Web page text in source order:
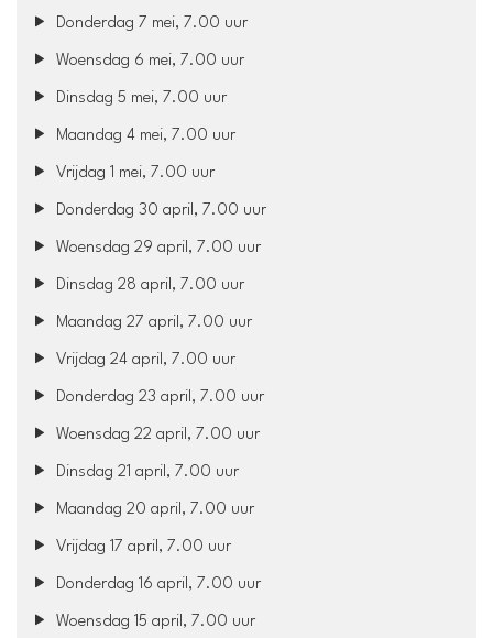
Donderdag 7 mei, 7.00 uur
Woensdag 6 mei, 7.00 uur
Dinsdag 5 mei, 7.00 uur
Maandag 4 mei, 7.00 uur
Vrijdag 1 mei, 7.00 uur
Donderdag 30 april, 7.00 uur
Woensdag 29 april, 7.00 uur
Dinsdag 28 april, 7.00 uur
Maandag 27 april, 7.00 uur
Vrijdag 24 april, 7.00 uur
Donderdag 23 april, 7.00 uur
Woensdag 22 april, 7.00 uur
Dinsdag 21 april, 7.00 uur
Maandag 20 april, 7.00 uur
Vrijdag 17 april, 7.00 uur
Donderdag 16 april, 7.00 uur
Woensdag 15 april, 7.00 uur